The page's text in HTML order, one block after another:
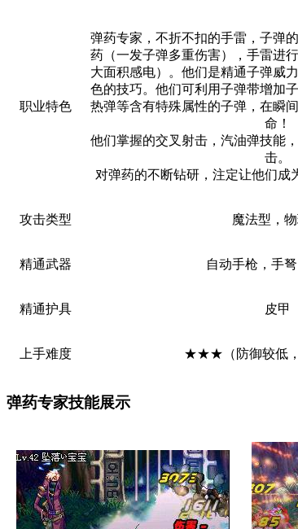
职业特色
弹药专家，不折不扣的手雷，子弹
药（一发子弹多重伤害），手雷进
大面积感电）。他们是精通子弹威
色的技巧。他们可利用子弹带增加
热弹等含有特殊属性的子弹，在瞬
命！
他们掌握的交叉射击，汽油弹技能
击。
对弹药的不断钻研，注定让他们成
攻击类型 魔法型，
精通武器 自动手枪，手
精通护具 皮甲
上手难度 ★★★（防御较低，
弹药专家技能展示